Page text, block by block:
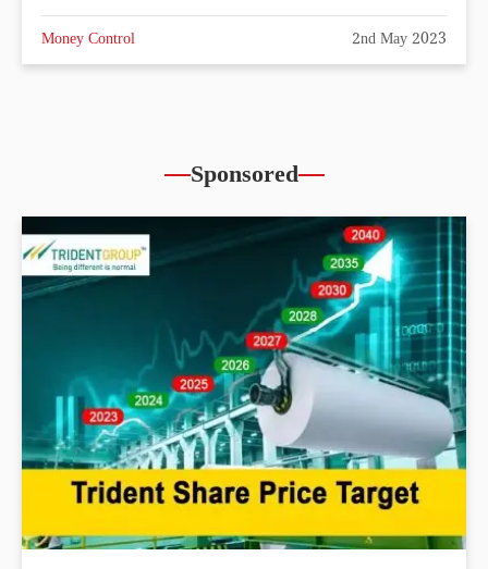
Money Control 2nd May 2023
Sponsored